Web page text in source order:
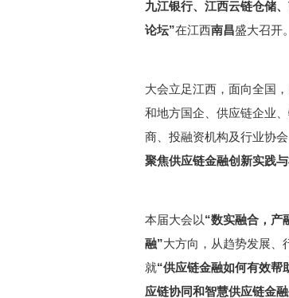
九江银行、江西云链仓储
论坛”在江西南昌盛大召开。
大会立足江西，面向全国
和地方国企、供应链企业
商、投融资机构及行业协
聚焦供应链金融创新实践与
本届大会以“数实融合，产
融”大方向，从趋势发展、
就“供应链金融如何有效帮
应链协同和智慧供应链金